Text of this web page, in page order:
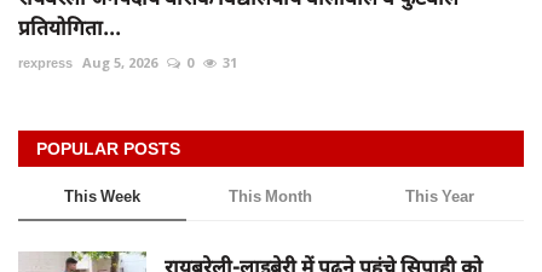
प्रतियोगिता...
rexpress Aug 5, 2026 0 31
POPULAR POSTS
This Week This Month This Year